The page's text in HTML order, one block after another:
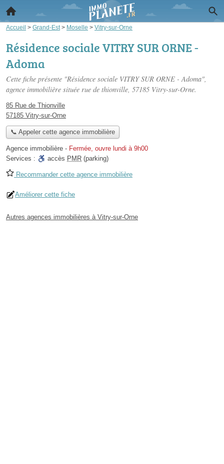
Accueil > Grand-Est > Moselle > Vitry-sur-Orne
Résidence sociale VITRY SUR ORNE -
Adoma
Cette fiche présente "Résidence sociale VITRY SUR ORNE - Adoma",
agence immobilière située rue de thionville, 57185 Vitry-sur-Orne.
85 Rue de Thionville
57185 Vitry-sur-Orne
📞 Appeler cette agence immobilière
Agence immobilière - Fermée, ouvre lundi à 9h00
Services :
accès PMR (parking)
Recommander cette agence immobilière
Améliorer cette fiche
Autres agences immobilières à Vitry-sur-Orne